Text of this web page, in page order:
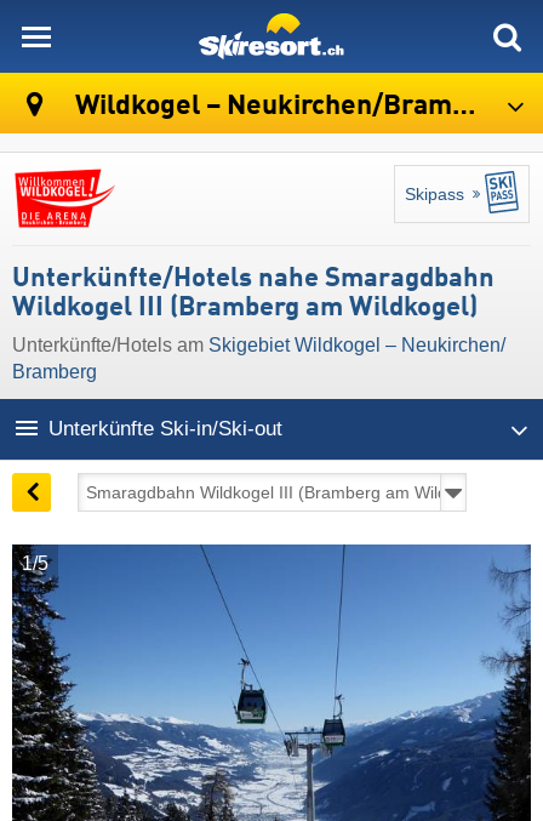
Wildkogel – Neukirchen/​Bramberg
Skipass
Unterkünfte/Hotels nahe Smaragdbahn
Wildkogel III (Bramberg am Wildkogel)
Unterkünfte/Hotels am Skigebiet Wildkogel – Neukirchen/​
Bramberg
Unterkünfte Ski-in/Ski-out
1/5